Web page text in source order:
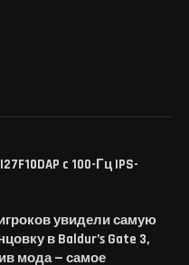
c 100-Гц IPS-
увидели самую
в Baldur’s Gate 3,
мода — самое